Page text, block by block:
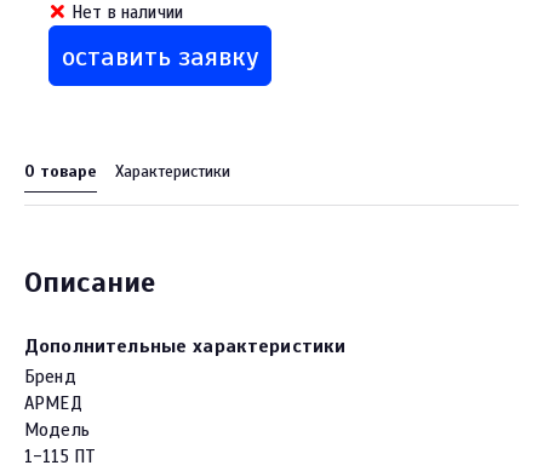
Нет в наличии
оставить заявку
О товаре Характеристики
Описание
Дополнительные характеристики
Бренд
АРМЕД
Модель
1-115 ПТ